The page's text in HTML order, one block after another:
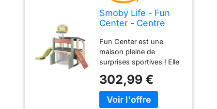
Smoby Life - Fun
Center - Centre
Sports - Toboggan,
Panier de Basket,
Cage de Foot, Mur
Réversible -
Matière Recyclée -
A Partir de 2 Ans -
Fabrication
Fun Center est une
maison pleine de
surprises sportives ! Elle
équipements
nécessaires pour que
vos enfants puissent
302,99 €